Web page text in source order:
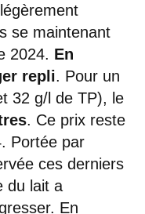
se maintenant
2024. En
repli. Pour un
32 g/l de TP), le
. Ce prix reste
Portée par
ces derniers
du lait a
En